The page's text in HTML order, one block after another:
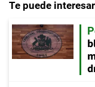
Te puede interesar